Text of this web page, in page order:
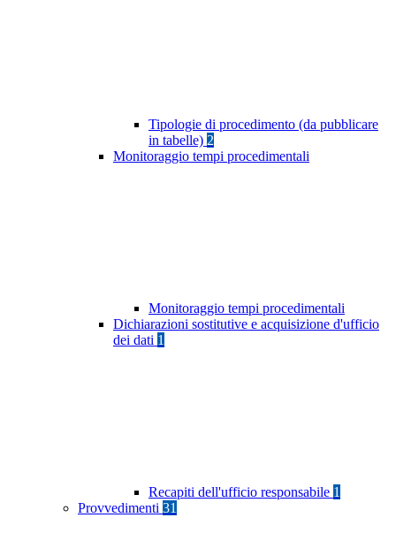
Tipologie di procedimento (da pubblicare
in tabelle) 2
Monitoraggio tempi procedimentali
Monitoraggio tempi procedimentali
Dichiarazioni sostitutive e acquisizione d'ufficio
dei dati 1
Recapiti dell'ufficio responsabile 1
Provvedimenti 31